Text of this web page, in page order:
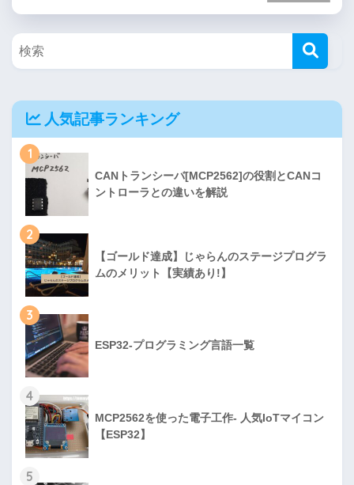
人気記事ランキング
1
CANトランシーバ[MCP2562]の役割とCANコ
ントローラとの違いを解説
2
【ゴールド達成】じゃらんのステージプログラ
ムのメリット【実績あり!】
3
ESP32-プログラミング言語一覧
4
MCP2562を使った電子工作- 人気IoTマイコン
【ESP32】
5